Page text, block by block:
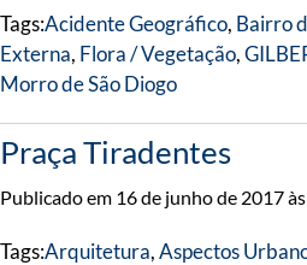
Tags:Acidente Geográfico, Bairro
Externa, Flora / Vegetação,
Morro de São Diogo
Praça Tiradentes
Publicado em 16 de junho de 2017
Tags:Arquitetura,Aspectos